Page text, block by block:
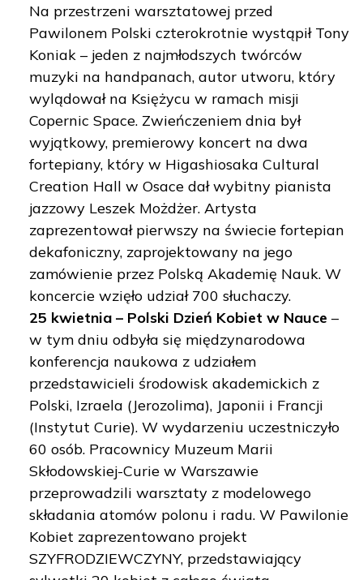
Na przestrzeni warsztatowej przed
Pawilonem Polski czterokrotnie wystąpił Tony
Koniak – jeden z najmłodszych twórców
muzyki na handpanach, autor utworu, który
wylądował na Księżycu w ramach misji
Copernic Space. Zwieńczeniem dnia był
wyjątkowy, premierowy koncert na dwa
fortepiany, który w Higashiosaka Cultural
Creation Hall w Osace dał wybitny pianista
jazzowy Leszek Możdżer. Artysta
zaprezentował pierwszy na świecie fortepian
dekafoniczny, zaprojektowany na jego
zamówienie przez Polską Akademię Nauk. W
koncercie wzięło udział 700 słuchaczy.
25 kwietnia – Polski Dzień Kobiet w Nauce –
w tym dniu odbyła się międzynarodowa
konferencja naukowa z udziałem
przedstawicieli środowisk akademickich z
Polski, Izraela (Jerozolima), Japonii i Francji
(Instytut Curie). W wydarzeniu uczestniczyło
60 osób. Pracownicy Muzeum Marii
Skłodowskiej-Curie w Warszawie
przeprowadzili warsztaty z modelowego
składania atomów polonu i radu. W Pawilonie
Kobiet zaprezentowano projekt
SZYFRODZIEWCZYNY, przedstawiający